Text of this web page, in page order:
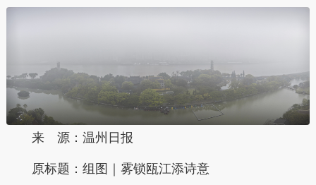
来 源：温州日报
原标题： 组图｜雾锁瓯江添诗意